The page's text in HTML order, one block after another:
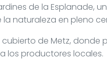
de la Esplanade,
la naturaleza en pleno
de Metz, donde
los productores locales.